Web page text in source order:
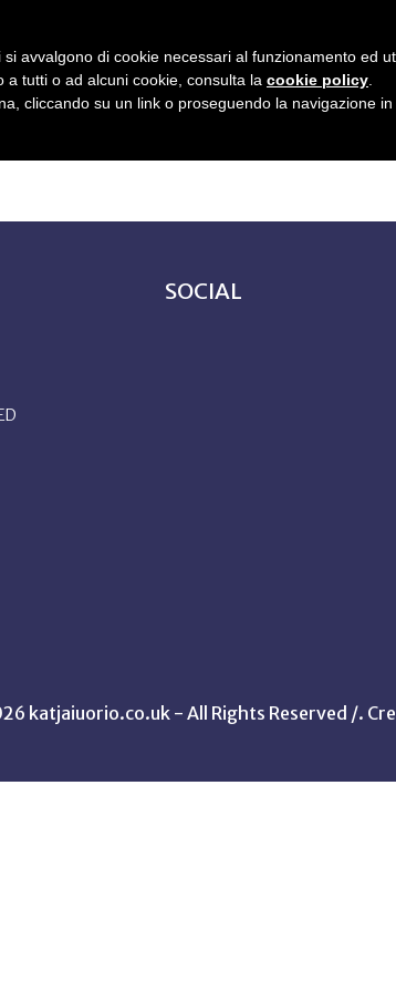
VISITEDSERVICESBLOGFAQCONTACT
SOCIAL
katjaiuorio.co.uk - All Rights Reserved /.
avvalgono di cookie necessari al funzionamento ed
a tutti o ad alcuni cookie, consulta la cookie policy
cliccando su un link o proseguendo la navigazione